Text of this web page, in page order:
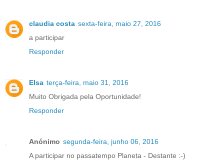
claudia costa sexta-feira, maio 27, 2016
a participar
Responder
Elsa terça-feira, maio 31, 2016
Muito Obrigada pela Oportunidade!
Responder
Anónimo segunda-feira, junho 06, 2016
A participar no passatempo Planeta - Destante :-)